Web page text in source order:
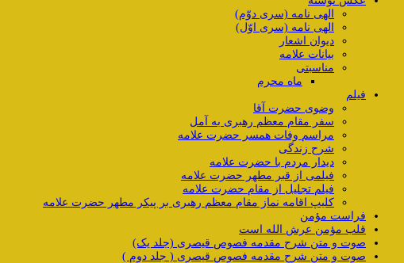
الهی نامه (سری دوّم)
الهی نامه (سری اوّل)
دیوان اشعار
بیانات علامه
مناسبتی
ماه محرم
فیلم
وضوی حضرت آقا
سفر مقام معظم رهبری به آمل
مراسم وفات همسر حضرت علامه
شرح زندگی
دیدار مردم با حضرت علامه
فیلمی از قبر مطهر حضرت علامه
فیلم تجلیل از مقام حضرت علامه
کلیپ اقامه نماز مقام معظم رهبری بر پیکر مطهر حضرت علامه
فراست مؤمن
قلب مؤمن عرش الله است
صوت و متن شرح مقدمه فصوص قیصری (جلد یک)
صوت و متن شرح مقدمه فصوص قیصری ( جلد دوم )